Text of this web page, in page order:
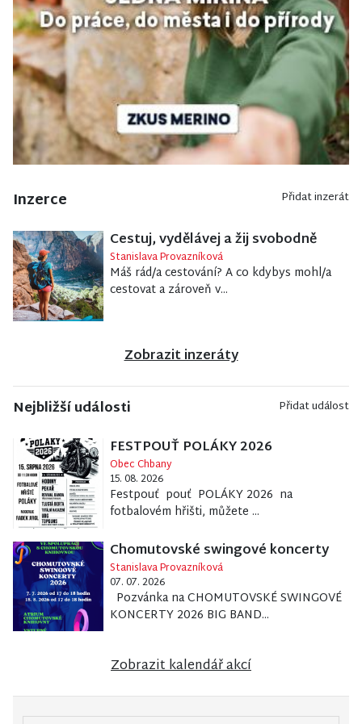
Inzerce Přidat inzerát
Cestuj, vydělávej a žij svobodně
Stanislava Provazníková
Máš rád/a cestování? A co kdybys mohl/a
cestovat a zároveň v...
Zobrazit inzeráty
Nejbližší události Přidat událost
FESTPOUŤ POLÁKY 2026
Obec Chbany
15. 08. 2026
Festpouť pouť POLÁKY 2026 na
fotbalovém hřišti, můžete ...
Chomutovské swingové koncerty
Stanislava Provazníková
07. 07. 2026
Pozvánka na CHOMUTOVSKÉ SWINGOVÉ
KONCERTY 2026 BIG BAND...
Zobrazit kalendář akcí